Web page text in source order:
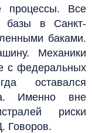
процессы. Все
базы в Санкт-
баками.
Механики
с федеральных
оставался
Именно вне
риски
Говоров.